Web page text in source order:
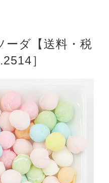
ーダ【送料・税
］